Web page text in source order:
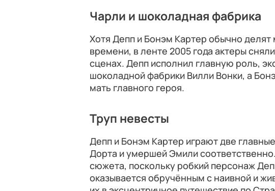
Чарли и шоколадная фабрика
Хотя Депп и Бонэм Картер обычно
времени, в ленте 2005 года актеры
сценах. Депп исполнил главную роль,
шоколадной фабрики Вилли Вонки, а
мать главного героя.
Труп невесты
Депп и Бонэм Картер играют две
Дорта и умершей Эмили
сюжета, поскольку робкий персонаж
оказывается обручённым с наивной и